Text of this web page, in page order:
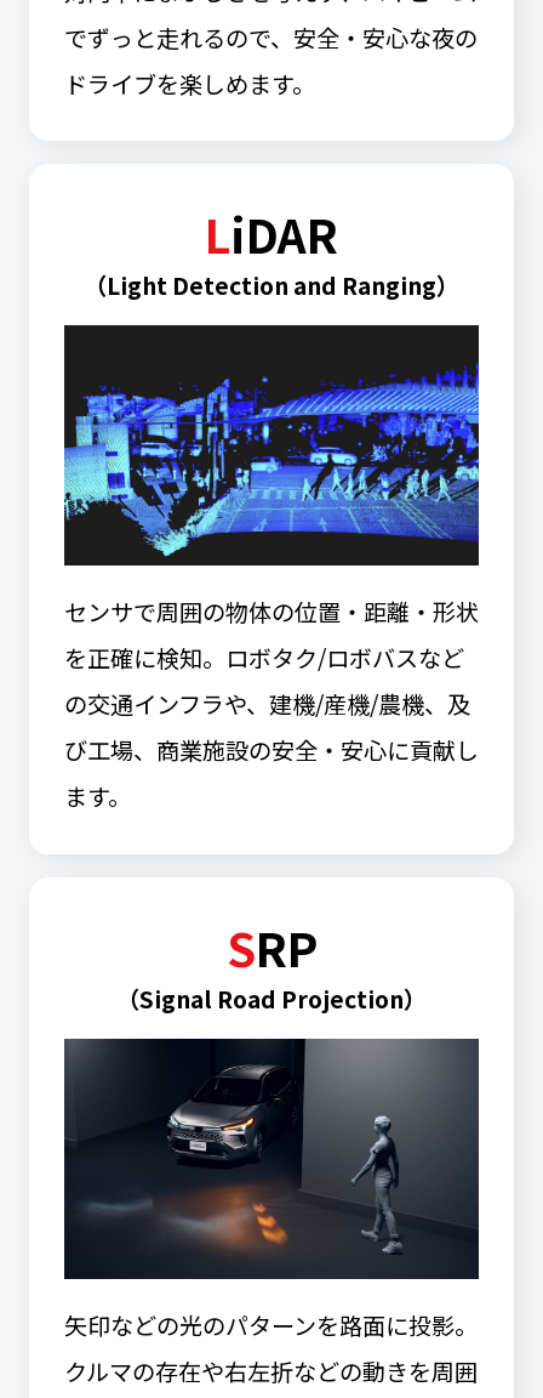
でずっと走れるので、安全・安心な夜の
ドライブを楽しめます。
LiDAR
（Light Detection and Ranging）
センサで周囲の物体の位置・距離・形状
を正確に検知。ロボタク/ロボバスなど
の交通インフラや、建機/産機/農機、及
び工場、商業施設の安全・安心に貢献し
ます。
SRP
（Signal Road Projection）
矢印などの光のパターンを路面に投影。
クルマの存在や右左折などの動きを周囲